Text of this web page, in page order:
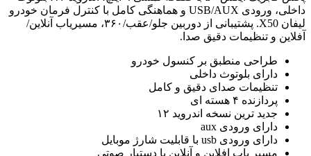
داخلی، ورودی USB/AUX و هماهنگی کامل با کنترل فرمان خودرو
لیفان X50. پشتیبانی از دوربین جلو/عقب/۳۶۰، مسیریاب آنلاین/
آفلاین و تنظیمات دقیق صدا.
طراحی منطبق بر کنسول خودرو
دارای بلوتوث داخلی
تنظیمات صدای دقیق و کامل
پردازنده ۴ هسته ای
جدید ترین نسخه اندروید ۱۲
دارای ورودی aux
دارای ورودی usb با قابلیت شارژ موبایل
مسیر یاب افلاین و آنلاین با دستیار صوتی